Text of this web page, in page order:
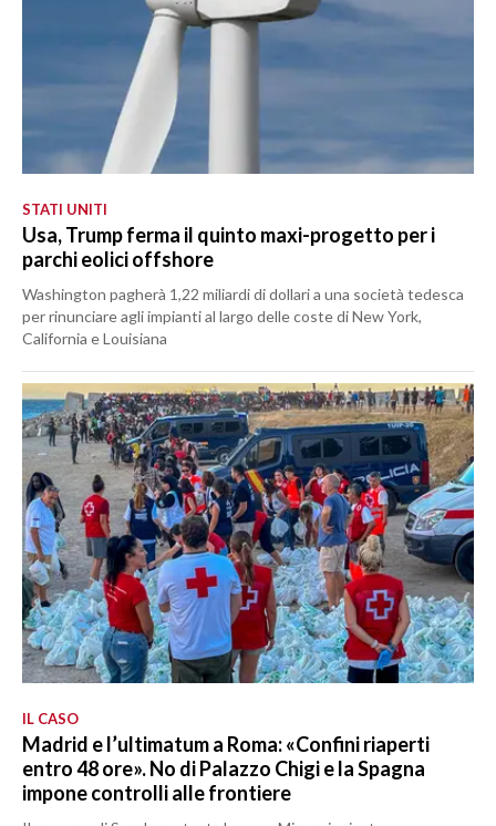
STATI UNITI
Usa, Trump ferma il quinto maxi-progetto per i
parchi eolici offshore
Washington pagherà 1,22 miliardi di dollari a una società tedesca
per rinunciare agli impianti al largo delle coste di New York,
California e Louisiana
IL CASO
Madrid e l’ultimatum a Roma: «Confini riaperti
entro 48 ore». No di Palazzo Chigi e la Spagna
impone controlli alle frontiere